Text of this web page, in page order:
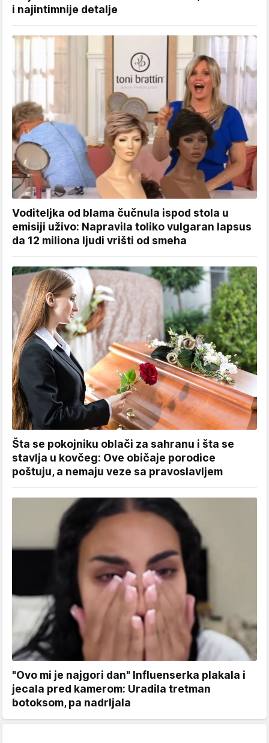
i najintimnije detalje
Voditeljka od blama čučnula ispod stola u
emisiji uživo: Napravila toliko vulgaran lapsus
da 12 miliona ljudi vrišti od smeha
Šta se pokojniku oblači za sahranu i šta se
stavlja u kovčeg: Ove običaje porodice
poštuju, a nemaju veze sa pravoslavljem
"Ovo mi je najgori dan" Influenserka plakala i
jecala pred kamerom: Uradila tretman
botoksom, pa nadrljala